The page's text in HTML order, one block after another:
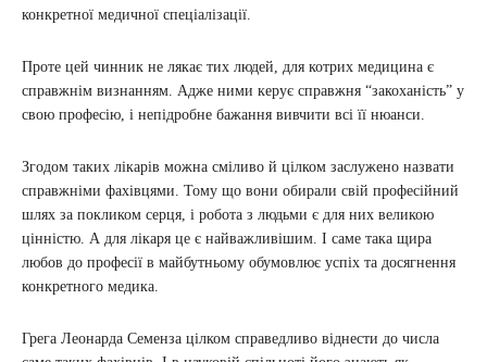
конкретної медичної спеціалізації.
Проте цей чинник не лякає тих людей, для котрих медицина є
справжнім визнанням. Адже ними керує справжня “закоханість” у
свою професію, і непідробне бажання вивчити всі її нюанси.
Згодом таких лікарів можна сміливо й цілком заслужено назвати
справжніми фахівцями. Тому що вони обирали свій професійний
шлях за покликом серця, і робота з людьми є для них великою
цінністю. А для лікаря це є найважливішим. І саме така щира
любов до професії в майбутньому обумовлює успіх та досягнення
конкретного медика.
Грега Леонарда Семенза цілком справедливо віднести до числа